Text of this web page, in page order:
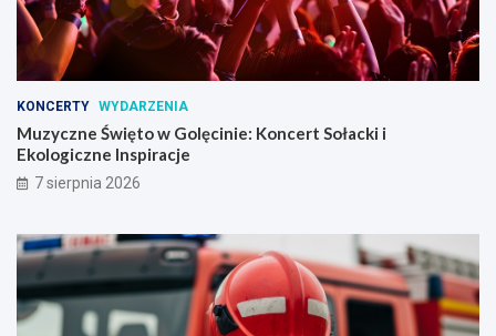
l
o
t
c
e
!
KONCERTY WYDARZENIA
Muzyczne Święto w Golęcinie: Koncert Sołacki i
Ekologiczne Inspiracje
7 sierpnia 2026